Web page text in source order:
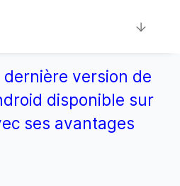
version de
disponible sur
ses avantages